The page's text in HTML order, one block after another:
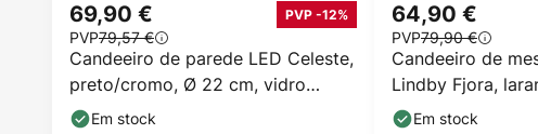
Candeeiro de parede LED Celeste,
preto/cromo, Ø 22 cm, vidro
regulável
69,90 € PVP -12%
PVP79,57 €
Em stock
Candeeiro de
Lindby Fjora,
Ø30 cm, regulável.
64,90 €
PVP79,90 €
Em stock